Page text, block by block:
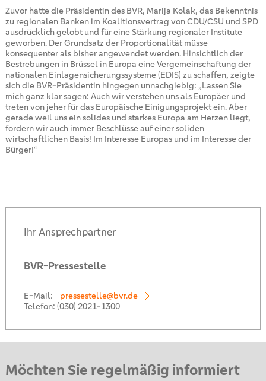
Zuvor hatte die Präsidentin des BVR, Marija Kolak, das Bekenntnis
zu regionalen Banken im Koalitionsvertrag von CDU/CSU und SPD
ausdrücklich gelobt und für eine Stärkung regionaler Institute
geworben. Der Grundsatz der Proportionalität müsse
konsequenter als bisher angewendet werden. Hinsichtlich der
Bestrebungen in Brüssel in Europa eine Vergemeinschaftung der
nationalen Einlagensicherungssysteme (EDIS) zu schaffen, zeigte
sich die BVR-Präsidentin hingegen unnachgiebig: „Lassen Sie
mich ganz klar sagen: Auch wir verstehen uns als Europäer und
treten von jeher für das Europäische Einigungsprojekt ein. Aber
gerade weil uns ein solides und starkes Europa am Herzen liegt,
fordern wir auch immer Beschlüsse auf einer soliden
wirtschaftlichen Basis! Im Interesse Europas und im Interesse der
Bürger!“
Ihr Ansprechpartner
BVR-Pressestelle
E-Mail:
pressestelle@bvr.de
Telefon: (030) 2021-1300
Möchten Sie regelmäßig informiert